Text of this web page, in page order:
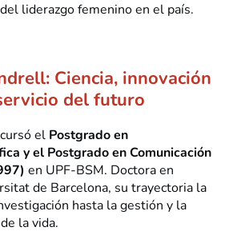
liderazgo femenino en el país.
Ciencia, innovación
del futuro
el Postgrado en
y el Postgrado en Comunicación
en UPF-BSM. Doctora en
de Barcelona, su trayectoria la
hasta la gestión y la
la vida.